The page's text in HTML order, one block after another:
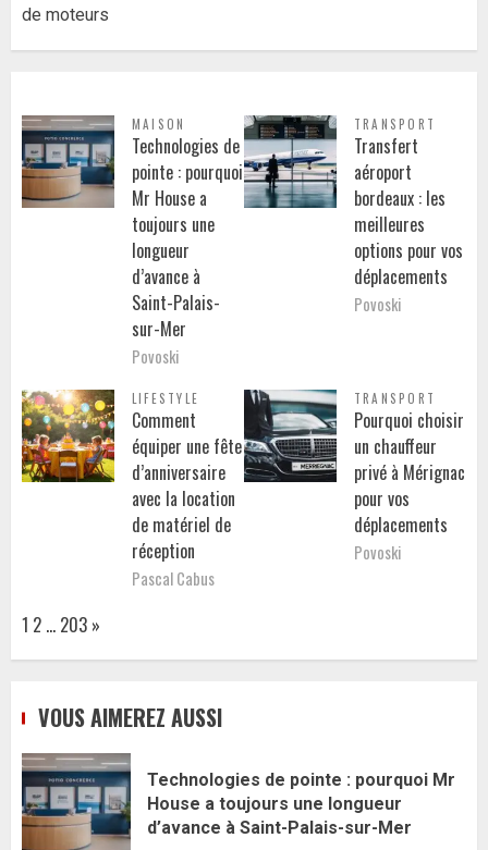
de moteurs
MAISON
Technologies de
pointe : pourquoi
Mr House a
toujours une
longueur
d’avance à
Saint-Palais-
sur-Mer
Povoski
TRANSPORT
Transfert
aéroport
bordeaux : les
meilleures
options pour vos
déplacements
Povoski
LIFESTYLE
Comment
équiper une fête
d’anniversaire
avec la location
de matériel de
réception
Pascal Cabus
TRANSPORT
Pourquoi choisir
un chauffeur
privé à Mérignac
pour vos
déplacements
Povoski
Page:
1 2 … 203 Next
»
VOUS AIMEREZ AUSSI
Technologies de pointe : pourquoi Mr
House a toujours une longueur
d’avance à Saint-Palais-sur-Mer